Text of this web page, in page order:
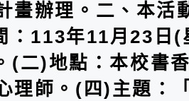
畫辦理。二、本活
：113年11月23日(
(二)地點：本校書
理師。(四)主題：